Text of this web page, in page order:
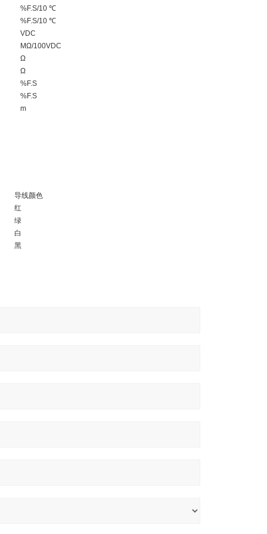
%F.S/10 ℃
%F.S/10 ℃
VDC
MΩ/100VDC
Ω
Ω
%F.S
%F.S
m
导线颜色
红
绿
白
黑